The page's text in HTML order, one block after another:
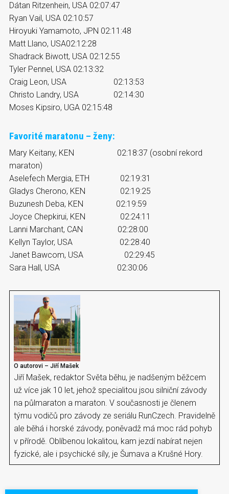
Dátan Ritzenhein, USA 02:07:47
Ryan Vail, USA 02:10:57
Hiroyuki Yamamoto, JPN 02:11:48
Matt Llano, USA02:12:28
Shadrack Biwott, USA 02:12:55
Tyler Pennel, USA 02:13:32
Craig Leon, USA 02:13:53
Christo Landry, USA 02:14:30
Moses Kipsiro, UGA 02:15:48
Favorité maratonu – ženy:
Mary Keitany, KEN 02:18:37 (osobní rekord
maraton)
Aselefech Mergia, ETH 02:19:31
Gladys Cherono, KEN 02:19:25
Buzunesh Deba, KEN 02:19:59
Joyce Chepkirui, KEN 02:24:11
Lanni Marchant, CAN 02:28:00
Kellyn Taylor, USA 02:28:40
Janet Bawcom, USA 02:29:45
Sara Hall, USA 02:30:06
O autorovi – Jiří Mašek
Jiří Mašek, redaktor Světa běhu, je nadšeným běžcem
už více jak 10 let, jehož specialitou jsou silniční závody
na půlmaraton a maraton. V současnosti je členem
týmu vodičů pro závody ze seriálu RunCzech. Pravidelně
ale běhá i horské závody, poněvadž má moc rád pohyb
v přírodě. Oblíbenou lokalitou, kam jezdí nabírat nejen
fyzické, ale i psychické síly, je Šumava a Krušné Hory.